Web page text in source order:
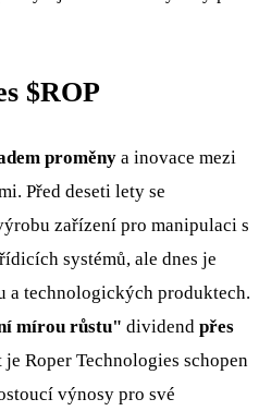
$ROP
proměny a inovace mezi
Před deseti lety se
zařízení pro manipulaci s
systémů, ale dnes je
a technologických produktech.
mírou růstu" dividend přes
Roper Technologies schopen
výnosy pro své